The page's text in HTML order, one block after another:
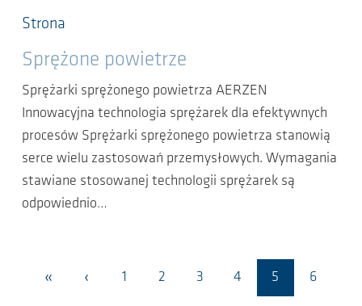
Strona
Sprężone powietrze
Sprężarki sprężonego powietrza AERZEN
Innowacyjna technologia sprężarek dla efektywnych
procesów Sprężarki sprężonego powietrza stanowią
serce wielu zastosowań przemysłowych. Wymagania
stawiane stosowanej technologii sprężarek są
odpowiednio…
« ‹ 1 2 3 4 5 6